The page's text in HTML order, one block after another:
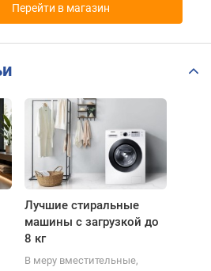
Перейти в магазин
Лучшие стиральные
машины с загрузкой до
8 кг
В меру вместительные,